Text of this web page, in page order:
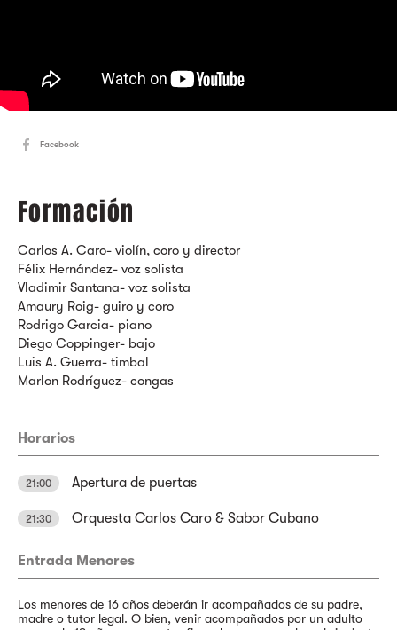
Facebook
Formación
Carlos A. Caro- violín, coro y director
Félix Hernández- voz solista
Vladimir Santana- voz solista
Amaury Roig- guiro y coro
Rodrigo Garcia- piano
Diego Coppinger- bajo
Luis A. Guerra- timbal
Marlon Rodríguez- congas
Horarios
21:00 Apertura de puertas
21:30 Orquesta Carlos Caro & Sabor Cubano
Entrada Menores
Los menores de 16 años deberán ir acompañados de su padre,
madre o tutor legal. O bien, venir acompañados por un adulto